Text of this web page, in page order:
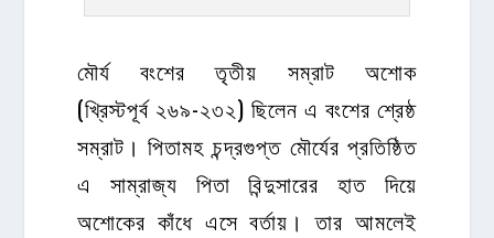
মৌর্য বংশের তৃতীয় সম্রাট অশোক
(খ্রিস্টপূর্ব ২৬৯-২৩২) ছিলেন এ বংশের শ্রেষ্ঠ
সম্রাট। পিতামহ চন্দ্রগুপ্ত মৌর্যের প্রতিষ্ঠিত
এ সাম্রাজ্য পিতা বিন্দুসারের হাত দিয়ে
অশোকের কাঁধে এসে বর্তায়। তার আমলেই